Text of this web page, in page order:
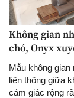
Không gian
chó, Onyx
Mẫu không
liên thông giữa
cảm giác rộng